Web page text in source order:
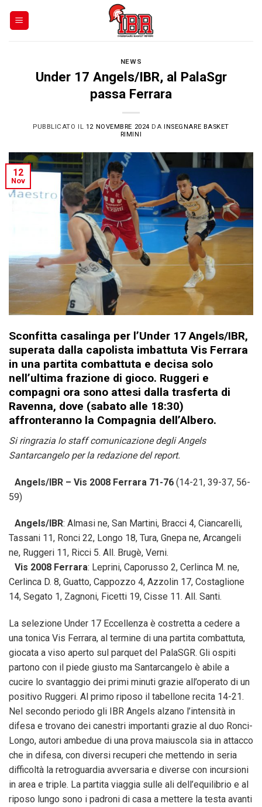
NEWS
Under 17 Angels/IBR, al PalaSgr
passa Ferrara
PUBBLICATO IL 12 NOVEMBRE 2024 DAINSEGNARE BASKET
RIMINI
12
Nov
Sconfitta casalinga per l’Under 17 Angels/IBR,
superata dalla capolista imbattuta Vis Ferrara
in una partita combattuta e decisa solo
nell’ultima frazione di gioco. Ruggeri e
compagni ora sono attesi dalla trasferta di
Ravenna, dove (sabato alle 18:30)
affronteranno la Compagnia dell’Albero.
Si ringrazia lo staff comunicazione degli Angels
Santarcangelo per la redazione del report.
Angels/IBR – Vis 2008 Ferrara 71-76 (14-21, 39-37, 56-
59)
Angels/IBR: Almasi ne, San Martini, Bracci 4, Ciancarelli,
Tassani 11, Ronci 22, Longo 18, Tura, Gnepa ne, Arcangeli
ne, Ruggeri 11, Ricci 5. All. Brugè, Verni.
Vis 2008 Ferrara: Leprini, Caporusso 2, Cerlinca M. ne,
Cerlinca D. 8, Guatto, Cappozzo 4, Azzolin 17, Costaglione
14, Segato 1, Zagnoni, Ficetti 19, Cisse 11. All. Santi.
La selezione Under 17 Eccellenza è costretta a cedere a
una tonica Vis Ferrara, al termine di una partita combattuta,
giocata a viso aperto sul parquet del PalaSGR. Gli ospiti
partono con il piede giusto ma Santarcangelo è abile a
cucire lo svantaggio dei primi minuti grazie all’operato di un
positivo Ruggeri. Al primo riposo il tabellone recita 14-21.
Nel secondo periodo gli IBR Angels alzano l’intensità in
difesa e trovano dei canestri importanti grazie al duo Ronci-
Longo, autori ambedue di una prova maiuscola sia in attacco
che in difesa, con diversi recuperi che mettendo in seria
difficoltà la retroguardia avversaria e diverse con incursioni
in area e triple. La partita viaggia sulle ali dell’equilibrio e al
riposo lungo sono i padroni di casa a mettere la testa avanti